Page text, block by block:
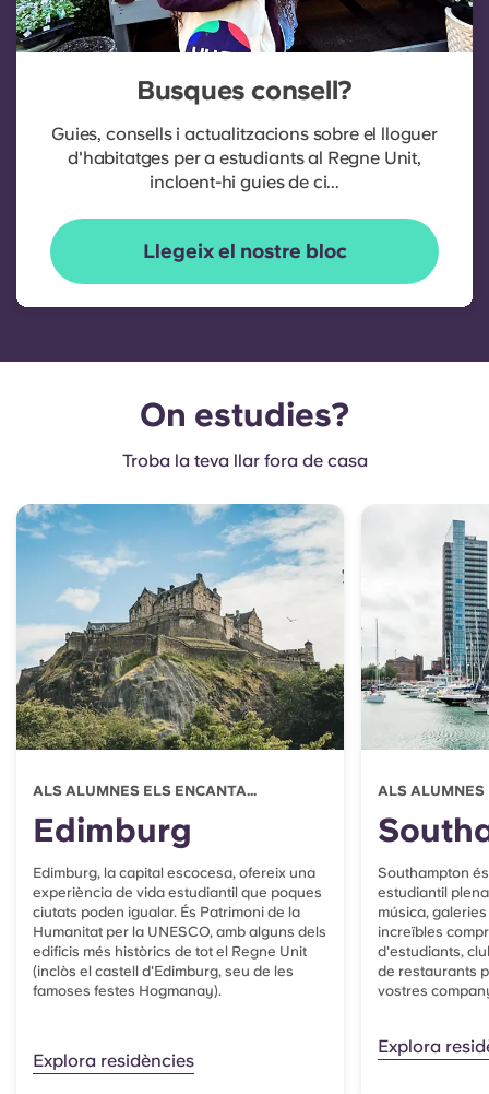
Busques consell?
Guies, consells i actualitzacions sobre el lloguer
d'habitatges per a estudiants al Regne Unit,
incloent-hi guies de ci...
Llegeix el nostre bloc
On estudies?
Troba la teva llar fora de casa
ALS ALUMNES ELS ENCANTA...
Edimburg
Edimburg, la capital escocesa, ofereix una
experiència de vida estudiantil que poques
ciutats poden igualar. És Patrimoni de la
Humanitat per la UNESCO, amb alguns dels
edificis més històrics de tot el Regne Unit
(inclòs el castell d'Edimburg, seu de les
famoses festes Hogmanay).
Explora residències
ALS ALUMNES
Southampton
estudiantil
música,
increïbles
d'estudiants,
de restaurants
vostres
Explora